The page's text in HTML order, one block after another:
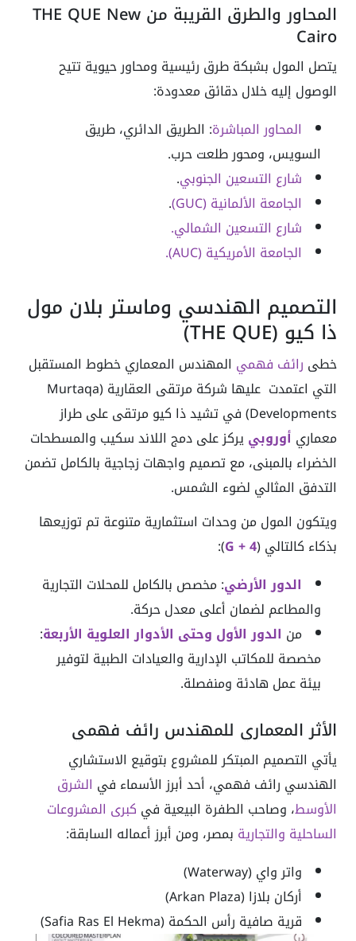
المحاور والطرق القريبة من THE QUE New
Cairo
يتصل المول بشبكة طرق رئيسية ومحاور حيوية تتيح
الوصول إليه خلال دقائق معدودة:
المحاور المباشرة: الطريق الدائري، طريق
السويس، ومحور طلعت حرب.
شارع التسعين الجنوبي.
الجامعة الألمانية (GUC)
.
شارع التسعين الشمالي.
الجامعة الأمريكية (AUC).
التصميم الهندسي وماستر بلان مول
ذا كيو (THE QUE)
خطى رائف فهمي المهندس المعماري خطوط المستقبل
التي اعتمدت عليها شركة مرتقى العقارية (Murtaqa
Developments) في تشيد ذا كيو مرتقى على طراز
معماري أوروبييركز على دمج اللاند سكيب والمسطحات
الخضراء بالمبنى، مع تصميم واجهات زجاجية بالكامل تضمن
التدفق المثالي لضوء الشمس.
ويتكون المول من وحدات استثمارية متنوعة تم توزيعها
بذكاء كالتالي (G + 4
):
الدور الأرضي: مخصص بالكامل للمحلات التجارية
والمطاعم لضمان أعلى معدل حركة.
من الدور الأول وحتى الأدوار العلوية الأربعة:
مخصصة للمكاتب الإدارية والعيادات الطبية لتوفير
بيئة عمل هادئة ومنفصلة.
الأثر المعماري للمهندس رائف فهمي
يأتي التصميم المبتكر للمشروع بتوقيع الاستشاري
الهندسي رائف فهمي، أحد أبرز الأسماء في الشرق
الأوسط، وصاحب الطفرة البيعية في كبرى المشروعات
الساحلية والتجارية بمصر، ومن أبرز أعماله السابقة:
واتر واي (Waterway)
أركان بلازا (Arkan Plaza)
قرية صافية رأس الحكمة (Safia Ras El Hekma)